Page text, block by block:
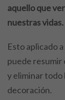
aquello que
nuestras vidas.
Esto aplicado
puede resumir
y eliminar todo
decoración.